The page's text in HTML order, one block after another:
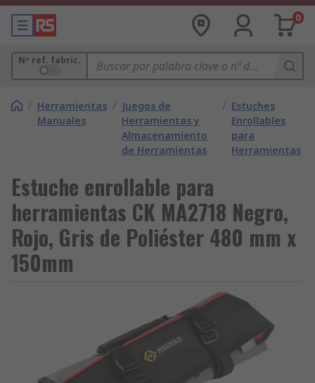
0
Nº ref. fabric.
/ Herramientas
Manuales
/ Juegos de
Herramientas y
Almacenamiento
de Herramientas
/ Estuches
Enrollables
para
Herramientas
Estuche enrollable para
herramientas CK MA2718 Negro,
Rojo, Gris de Poliéster 480 mm x
150mm